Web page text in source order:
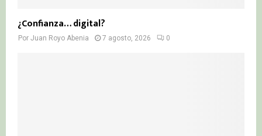
¿Confianza… digital?
Por Juan Royo Abenia 7 agosto, 2026 0